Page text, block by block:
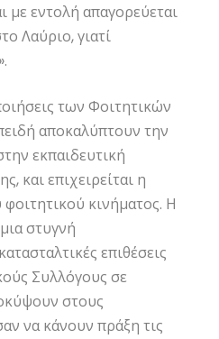
εντολή απαγορεύεται
Λαύριο, γιατί
των Φοιτητικών
αποκαλύπτουν την
εκπαιδευτική
και επιχειρείται η
κινήματος. Η
στυγνή
επιθέσεις
Συλλόγους σε
στους
να κάνουν πράξη τις